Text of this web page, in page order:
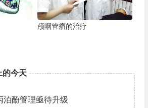
颅咽管瘤的治疗
的今天
泊酚管理亟待升级